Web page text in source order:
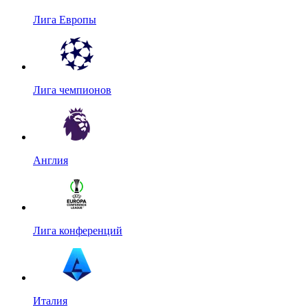
Лига Европы
Лига чемпионов
Англия
Лига конференций
Италия